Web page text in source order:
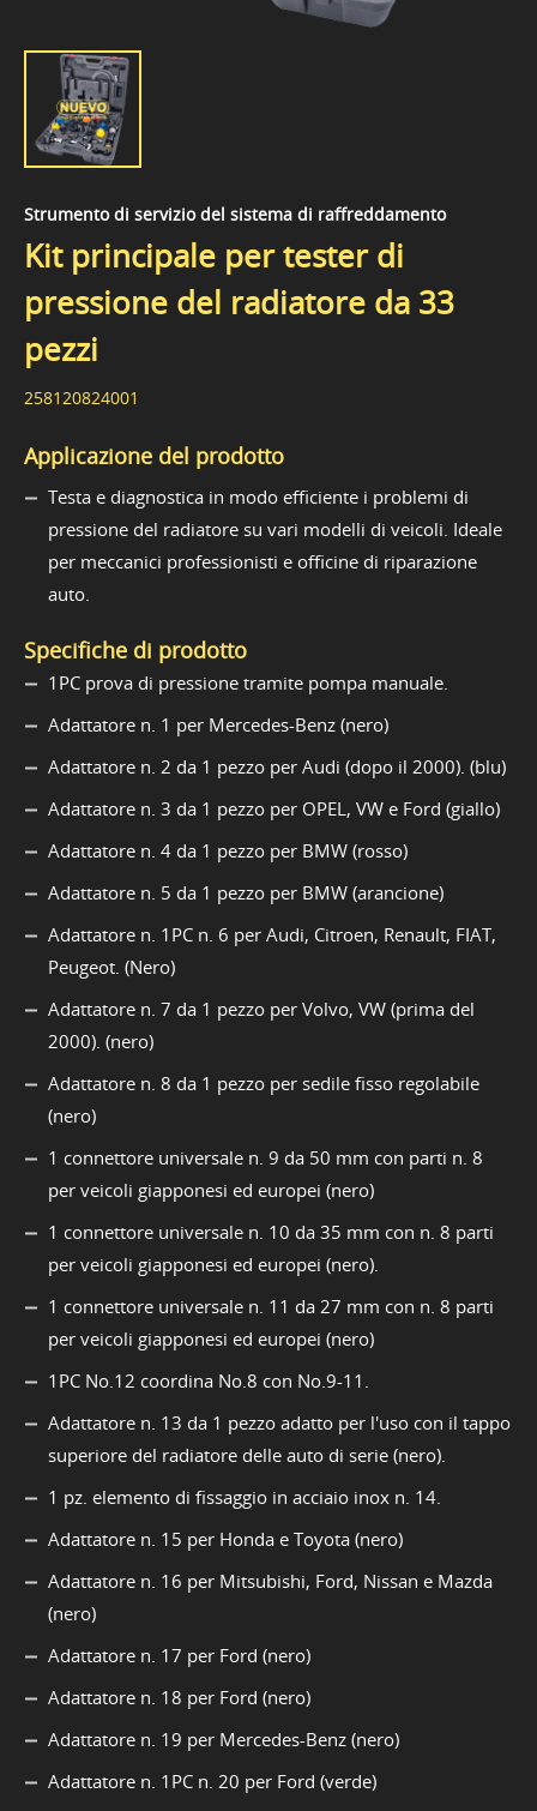
Strumento di servizio del sistema di raffreddamento
Kit principale per tester di
pressione del radiatore da 33
pezzi
258120824001
Applicazione del prodotto
Testa e diagnostica in modo efficiente i problemi di
pressione del radiatore su vari modelli di veicoli. Ideale
per meccanici professionisti e officine di riparazione
auto.
Specifiche di prodotto
1PC prova di pressione tramite pompa manuale.
Adattatore n. 1 per Mercedes-Benz (nero)
Adattatore n. 2 da 1 pezzo per Audi (dopo il 2000). (blu)
Adattatore n. 3 da 1 pezzo per OPEL, VW e Ford (giallo)
Adattatore n. 4 da 1 pezzo per BMW (rosso)
Adattatore n. 5 da 1 pezzo per BMW (arancione)
Adattatore n. 1PC n. 6 per Audi, Citroen, Renault, FIAT,
Peugeot. (Nero)
Adattatore n. 7 da 1 pezzo per Volvo, VW (prima del
2000). (nero)
Adattatore n. 8 da 1 pezzo per sedile fisso regolabile
(nero)
1 connettore universale n. 9 da 50 mm con parti n. 8
per veicoli giapponesi ed europei (nero)
1 connettore universale n. 10 da 35 mm con n. 8 parti
per veicoli giapponesi ed europei (nero).
1 connettore universale n. 11 da 27 mm con n. 8 parti
per veicoli giapponesi ed europei (nero)
1PC No.12 coordina No.8 con No.9-11.
Adattatore n. 13 da 1 pezzo adatto per l'uso con il tappo
superiore del radiatore delle auto di serie (nero).
1 pz. elemento di fissaggio in acciaio inox n. 14.
Adattatore n. 15 per Honda e Toyota (nero)
Adattatore n. 16 per Mitsubishi, Ford, Nissan e Mazda
(nero)
Adattatore n. 17 per Ford (nero)
Adattatore n. 18 per Ford (nero)
Adattatore n. 19 per Mercedes-Benz (nero)
Adattatore n. 1PC n. 20 per Ford (verde)